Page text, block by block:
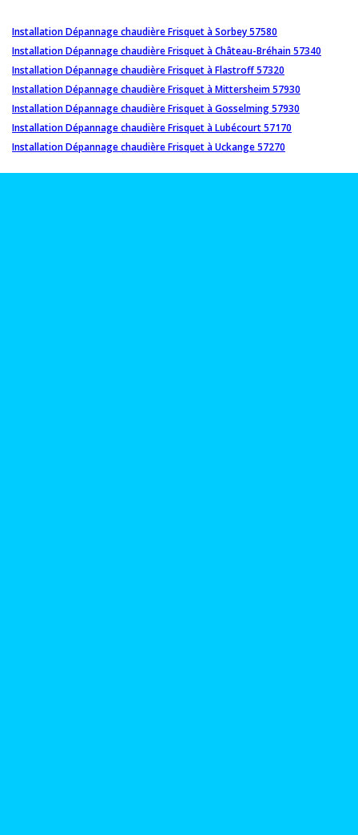
Installation Dépannage chaudière Frisquet à Sorbey 57580
Installation Dépannage chaudière Frisquet à Château-Bréhain 57340
Installation Dépannage chaudière Frisquet à Flastroff 57320
Installation Dépannage chaudière Frisquet à Mittersheim 57930
Installation Dépannage chaudière Frisquet à Gosselming 57930
Installation Dépannage chaudière Frisquet à Lubécourt 57170
Installation Dépannage chaudière Frisquet à Uckange 57270